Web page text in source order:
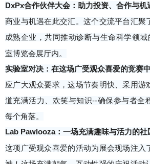
DxPx合作伙伴大会：助力投资、合作与机
商业与机遇在此交汇。这个交流平台汇聚
成熟企业，共同推动诊断与生命科学领
室博览会展厅内。
实验室对决：在这场广受观众喜爱的竞赛
应广大观众要求，这场节奏明快、采用游
道充满活力、欢笑与知识--确保参与者全
每个角落。
Lab Pawlooza：一场充满趣味与活力的社
这项广受观众喜爱的活动为展会现场注入